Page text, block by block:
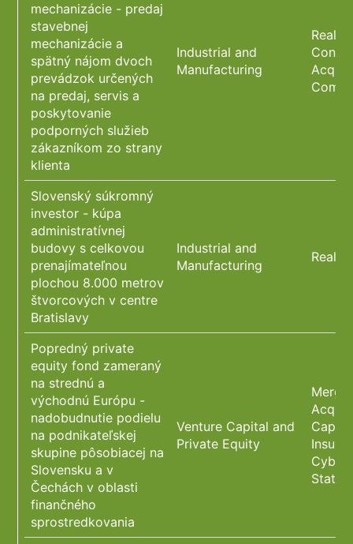
mechanizácie - predaj
stavebnej
mechanizácie a
spätný nájom dvoch
prevádzok určených
na predaj, servis a
poskytovanie
podporných služieb
zákazníkom zo strany
klienta
Industrial and
Manufacturing
Real
Slovenský súkromný
investor - kúpa
administratívnej
budovy s celkovou
prenajímateľnou
plochou 8.000 metrov
štvorcových v centre
Bratislavy
Industrial and
Manufacturing
Real
Popredný private
equity fond zameraný
na strednú a
východnú Európu -
nadobudnutie podielu
na podnikateľskej
skupine pôsobiacej na
Slovensku a v
Čechách v oblasti
finančného
sprostredkovania
Venture Capital and
Private Equity
State